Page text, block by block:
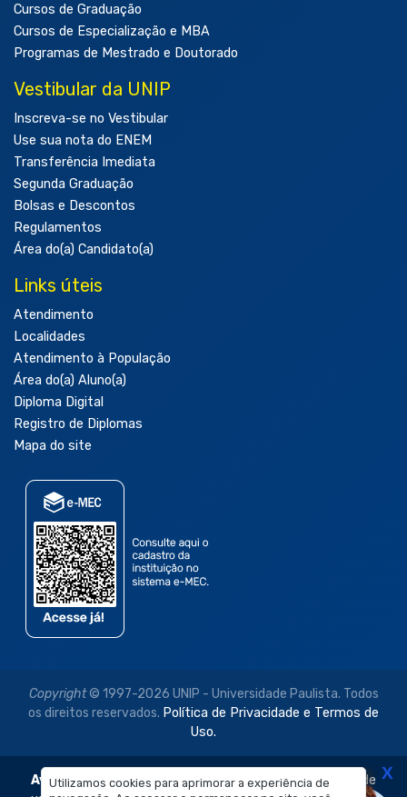
Utilizamos cookies para aprimorar a experiência de
Cursos de Graduação
Cursos de Especialização e MBA
Programas de Mestrado e Doutorado
Vestibular da UNIP
Inscreva-se no Vestibular
Use sua nota do ENEM
Transferência Imediata
Segunda Graduação
Bolsas e Descontos
Regulamentos
Área do(a) Candidato(a)
Links úteis
Atendimento
Localidades
Atendimento à População
Área do(a) Aluno(a)
Diploma Digital
Registro de Diplomas
Mapa do site
Copyright© 1997-2026 UNIP - Universidade Paulista. Todos
os direitos reservados. Política de Privacidade e Termos de
Uso.
Aviso Legal: As imagens disponibilizadas neste site são de X